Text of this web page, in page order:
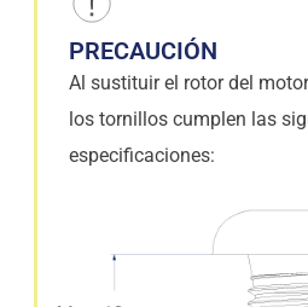
PRECAUCIÓN
Al sustituir el rotor del
los tornillos cumplen las
especificaciones: